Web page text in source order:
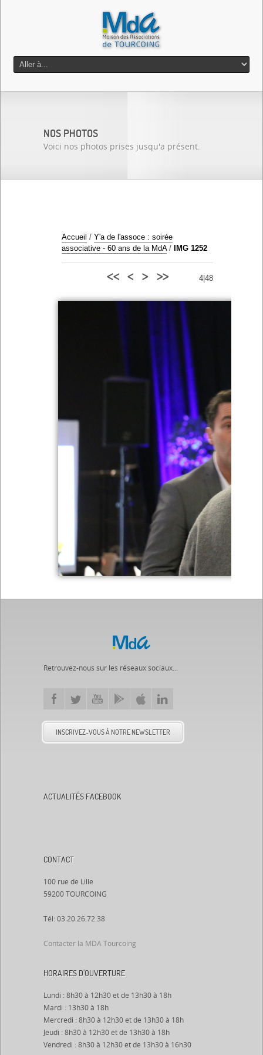
NOS PHOTOS
Voici nos photos prises jusqu'a présent.
Accueil / Y'a de l'assoce : soirée
associative - 60 ans de la MdA/ IMG 1252
4|48
<< < > >>
Retrouvez-nous sur les réseaux sociaux...
INSCRIVEZ-VOUS À NOTRE NEWSLETTER
ACTUALITÉS FACEBOOK
CONTACT
100 rue de Lille
59200 TOURCOING
Tél: 03.20.26.72.38
Contacter la MDA Tourcoing
HORAIRES D’OUVERTURE
Lundi : 8h30 à 12h30 et de 13h30 à 18h
Mardi : 13h30 à 18h
Mercredi : 8h30 à 12h30 et de 13h30 à 18h
Jeudi : 8h30 à 12h30 et de 13h30 à 18h
Vendredi : 8h30 à 12h30 et de 13h30 à 16h30